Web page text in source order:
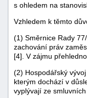
s ohledem na
Vzhledem k těmto
(1) Směrnice Rady
zachování práv
[4]. V zájmu
(2) Hospodářský
kterým dochází v
vyplývají ze